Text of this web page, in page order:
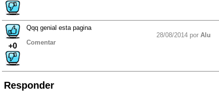
+0
Qqq genial esta pagina
28/08/2014 por Alu
Comentar
Responder